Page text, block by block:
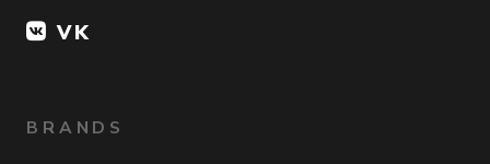
VK
BRANDS